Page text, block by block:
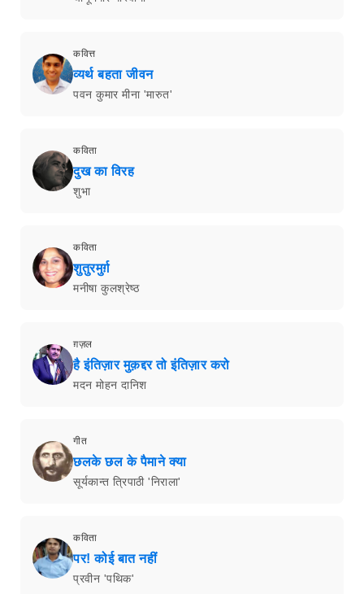
कवित्त
व्यर्थ बहता जीवन
पवन कुमार मीना 'मारुत'
कविता
दुख का विरह
शुभा
कविता
शुतुरमुर्ग़
मनीषा कुलश्रेष्ठ
ग़ज़ल
है इंतिज़ार मुक़द्दर तो इंतिज़ार करो
मदन मोहन दानिश
गीत
छलके छल के पैमाने क्या
सूर्यकान्त त्रिपाठी 'निराला'
कविता
पर! कोई बात नहीं
प्रवीन 'पथिक'